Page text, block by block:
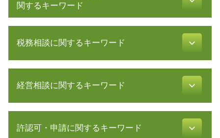
関するキーワード
株式会社 設立 人数
事業計画 認定
起業 助成金
定款 とは
有限 責任
税務相談に関するキーワード
青色申告 決算書
税金 対策
確定申告 時期
経営相談に関するキーワード
m & a とは
許認可・申請に関するキーワード